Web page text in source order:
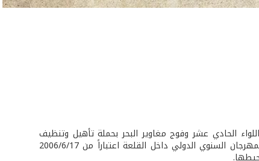
الحادي عشر وفوج مغاوير البحر بحملة تأهيل وتنظيف
قلعة جبيل الأثرية، وذلك تلبية لطلب رئيسة لجنة مهرجانات بيبلوس الدولية حيث يقام المهرجان السنوي الدولي داخل القلعة اعتباراً من 2006/6/17